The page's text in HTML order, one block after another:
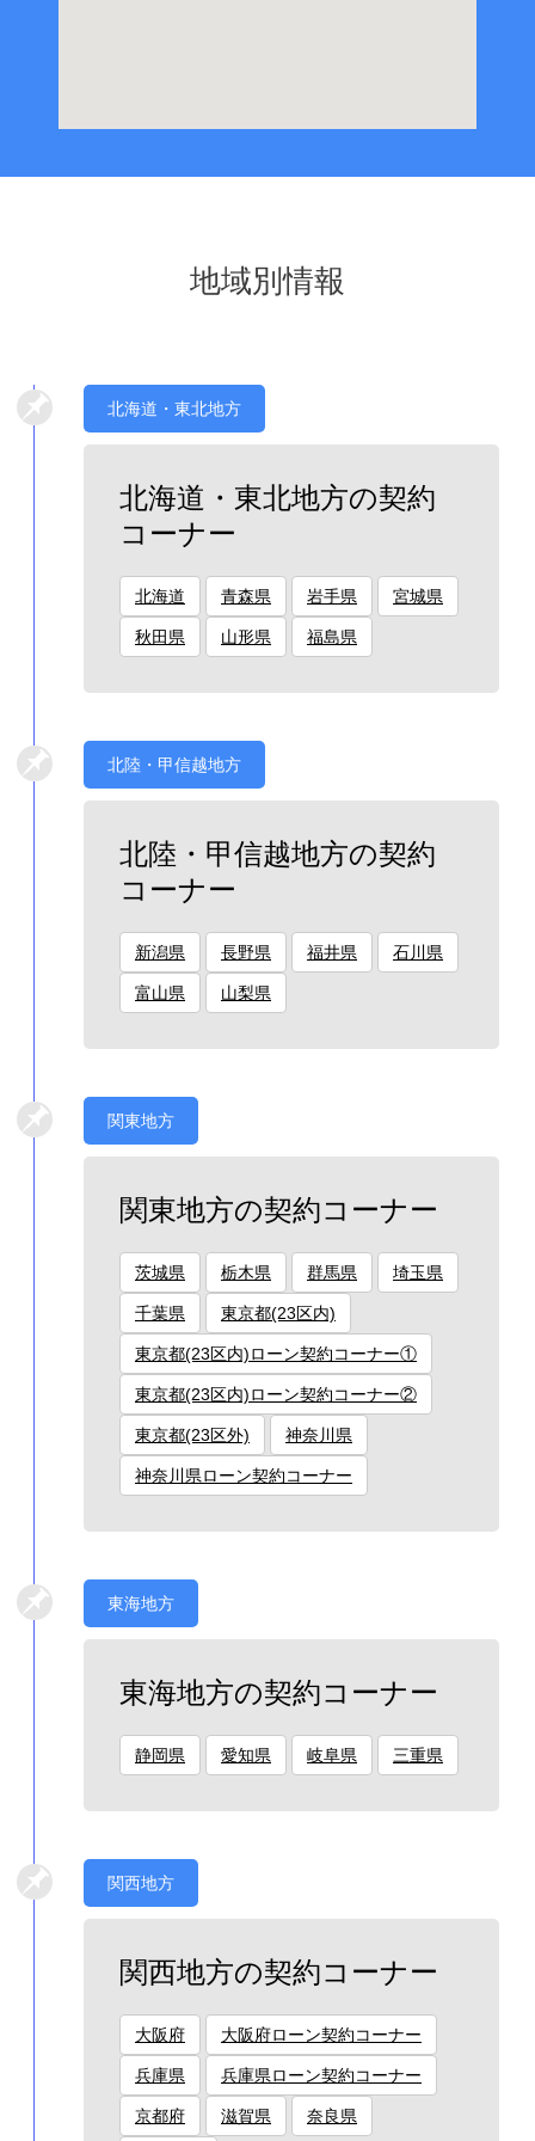
地域別情報
北海道・東北地方
北海道・東北地方の契約
コーナー
北海道 青森県 岩手県 宮城県
秋田県 山形県 福島県
北陸・甲信越地方
北陸・甲信越地方の契約
コーナー
新潟県 長野県 福井県 石川県
富山県 山梨県
関東地方
関東地方の契約コーナー
茨城県 栃木県 群馬県 埼玉県
千葉県 東京都(23区内)
東京都(23区内)ローン契約コーナー①
東京都(23区内)ローン契約コーナー②
東京都(23区外) 神奈川県
神奈川県ローン契約コーナー
東海地方
東海地方の契約コーナー
静岡県 愛知県 岐阜県 三重県
関西地方
関西地方の契約コーナー
大阪府 大阪府ローン契約コーナー
兵庫県 兵庫県ローン契約コーナー
京都府 滋賀県 奈良県